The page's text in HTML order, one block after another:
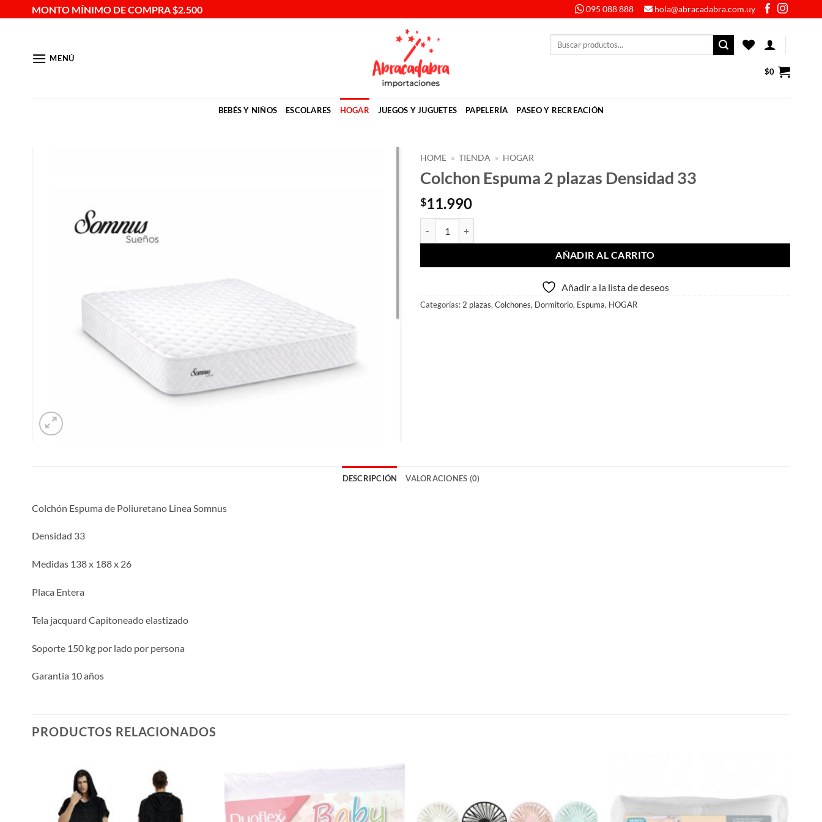
al
MONTO MÍNIMO DE COMPRA $2.500 095 088 888 hola@abracadabra.com.uy
MENÚ
Buscar
$0
BEBÉS Y NIÑOS ESCOLARES HOGAR JUEGOS Y JUGUETES PAPELERÍA PASEO Y RECREACIÓN
HOME » TIENDA » HOGAR
Colchon Espuma 2 plazas Densidad 33
$11.990
AÑADIR AL CARRITO
Añadir a la lista de deseos
Categorías:2 plazas,Colchones, Dormitorio, Espuma, HOGAR
DESCRIPCIÓN VALORACIONES (0)
Colchón Espuma de Poliuretano Linea Somnus
Densidad 33
Medidas 138 x 188 x 26
Placa Entera
Tela jacquard Capitoneado elastizado
Soporte 150 kg por lado por persona
Garantia 10 años
PRODUCTOS RELACIONADOS
lista de
deseos
lista de
deseos
lista de
deseos
a la
deseos